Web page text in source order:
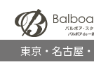
東京・名古屋